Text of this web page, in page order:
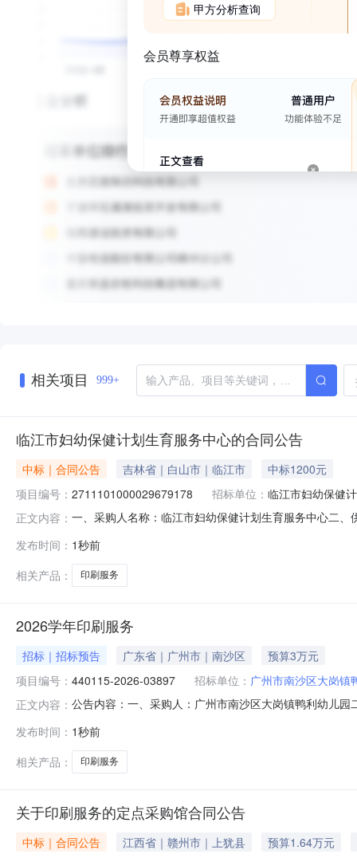
甲方分析查询
会员尊享权益
相关项目 999+
临江市妇幼保健计划生育服务中心的合同公告
中标｜合同公告 吉林省｜白山市｜临江市
中标1200元
项目编号： 2711101000029679178 招标单位： 临江市妇幼保健
正文内容： 一、采购人名称：临江市妇幼保健计划生育服务中心二
务要求或标的基本概况：七、其它事项：详见附件中的
发布时间： 1秒前
相关产品：
印刷服务
2026学年印刷服务
招标｜招标预告 广东省｜广州市｜南沙区
预算3万元
项目编号： 440115-2026-03897 招标单位： 广州市南沙区大岗镇
正文内容： 公告内容：一、采购人：广州市南沙区大岗镇鸭利幼儿
发布时间： 1秒前
相关产品：
印刷服务
关于印刷服务的定点采购馆合同公告
中标｜合同公告 江西省｜赣州市｜上犹县
预算1.64万元